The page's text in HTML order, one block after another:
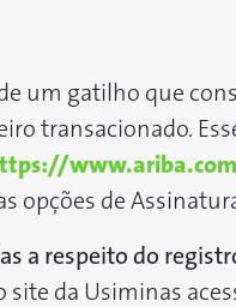
um gatilho que
transacionado.
opções de
a respeito do
site da Usiminas